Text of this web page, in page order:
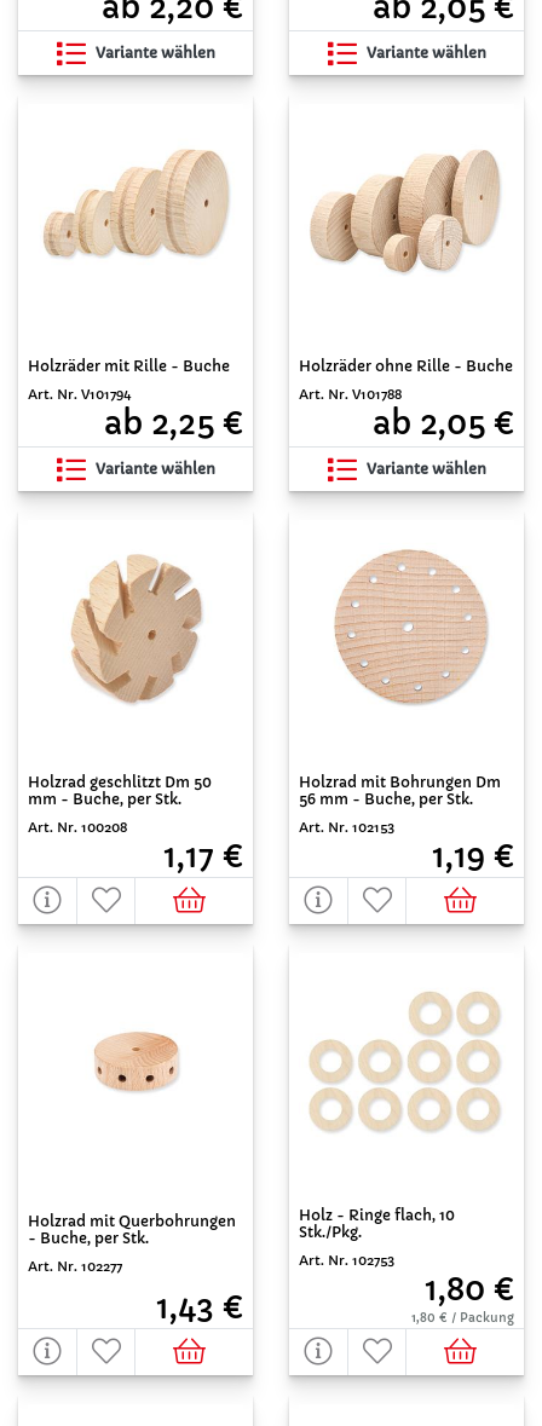
Variante wählen Variante wählen
Holzräder mit Rille - Buche
Art. Nr. V101794
ab 2,25 €
Variante wählen
Holzräder ohne Rille - Buche
Art. Nr. V101788
ab 2,05 €
Variante wählen
Holzrad geschlitzt Dm 50
mm - Buche, per Stk.
Art. Nr. 100208
1,17 €
Holzrad mit Bohrungen Dm
56 mm - Buche, per Stk.
Art. Nr. 102153
1,19 €
Holzrad mit Querbohrungen
- Buche, per Stk.
Art. Nr. 102277
1,43 €
Holz - Ringe flach, 10
Stk./Pkg.
Art. Nr. 102753
1,80 €
1,80 € / Packung